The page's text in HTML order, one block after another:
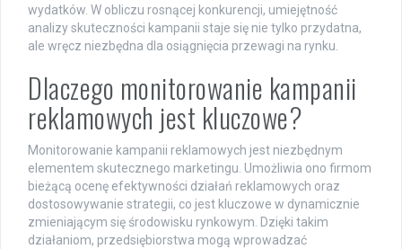
wydatków. W obliczu rosnącej konkurencji, umiejętność
analizy skuteczności kampanii staje się nie tylko przydatna,
ale wręcz niezbędna dla osiągnięcia przewagi na rynku.
Dlaczego monitorowanie kampanii
reklamowych jest kluczowe?
Monitorowanie kampanii reklamowych jest niezbędnym
elementem skutecznego marketingu. Umożliwia ono firmom
bieżącą ocenę efektywności działań reklamowych oraz
dostosowywanie strategii, co jest kluczowe w dynamicznie
zmieniającym się środowisku rynkowym. Dzięki takim
działaniom, przedsiębiorstwa mogą wprowadzać